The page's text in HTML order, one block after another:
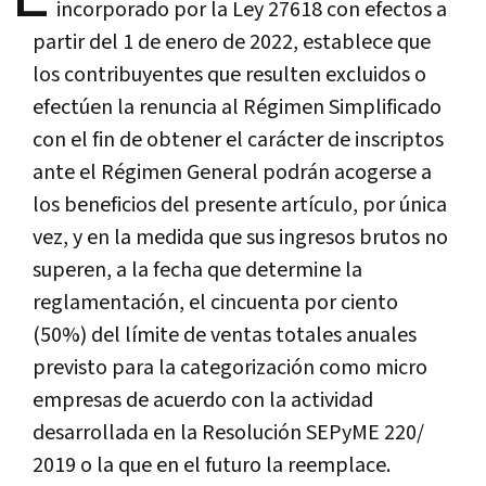
incorporado por la Ley 27618 con efectos a
partir del 1 de enero de 2022, establece que
los contribuyentes que resulten excluidos o
efectúen la renuncia al Régimen Simplificado
con el fin de obtener el carácter de inscriptos
ante el Régimen General podrán acogerse a
los beneficios del presente artículo, por única
vez, y en la medida que sus ingresos brutos no
superen, a la fecha que determine la
reglamentación, el cincuenta por ciento
(50%) del límite de ventas totales anuales
previsto para la categorización como micro
empresas de acuerdo con la actividad
desarrollada en la Resolución SEPyME 220/
2019 o la que en el futuro la reemplace.